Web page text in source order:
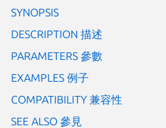
SYNOPSIS
DESCRIPTION 描述
PARAMETERS 參數
EXAMPLES 例子
COMPATIBILITY 兼容性
SEE ALSO 參見